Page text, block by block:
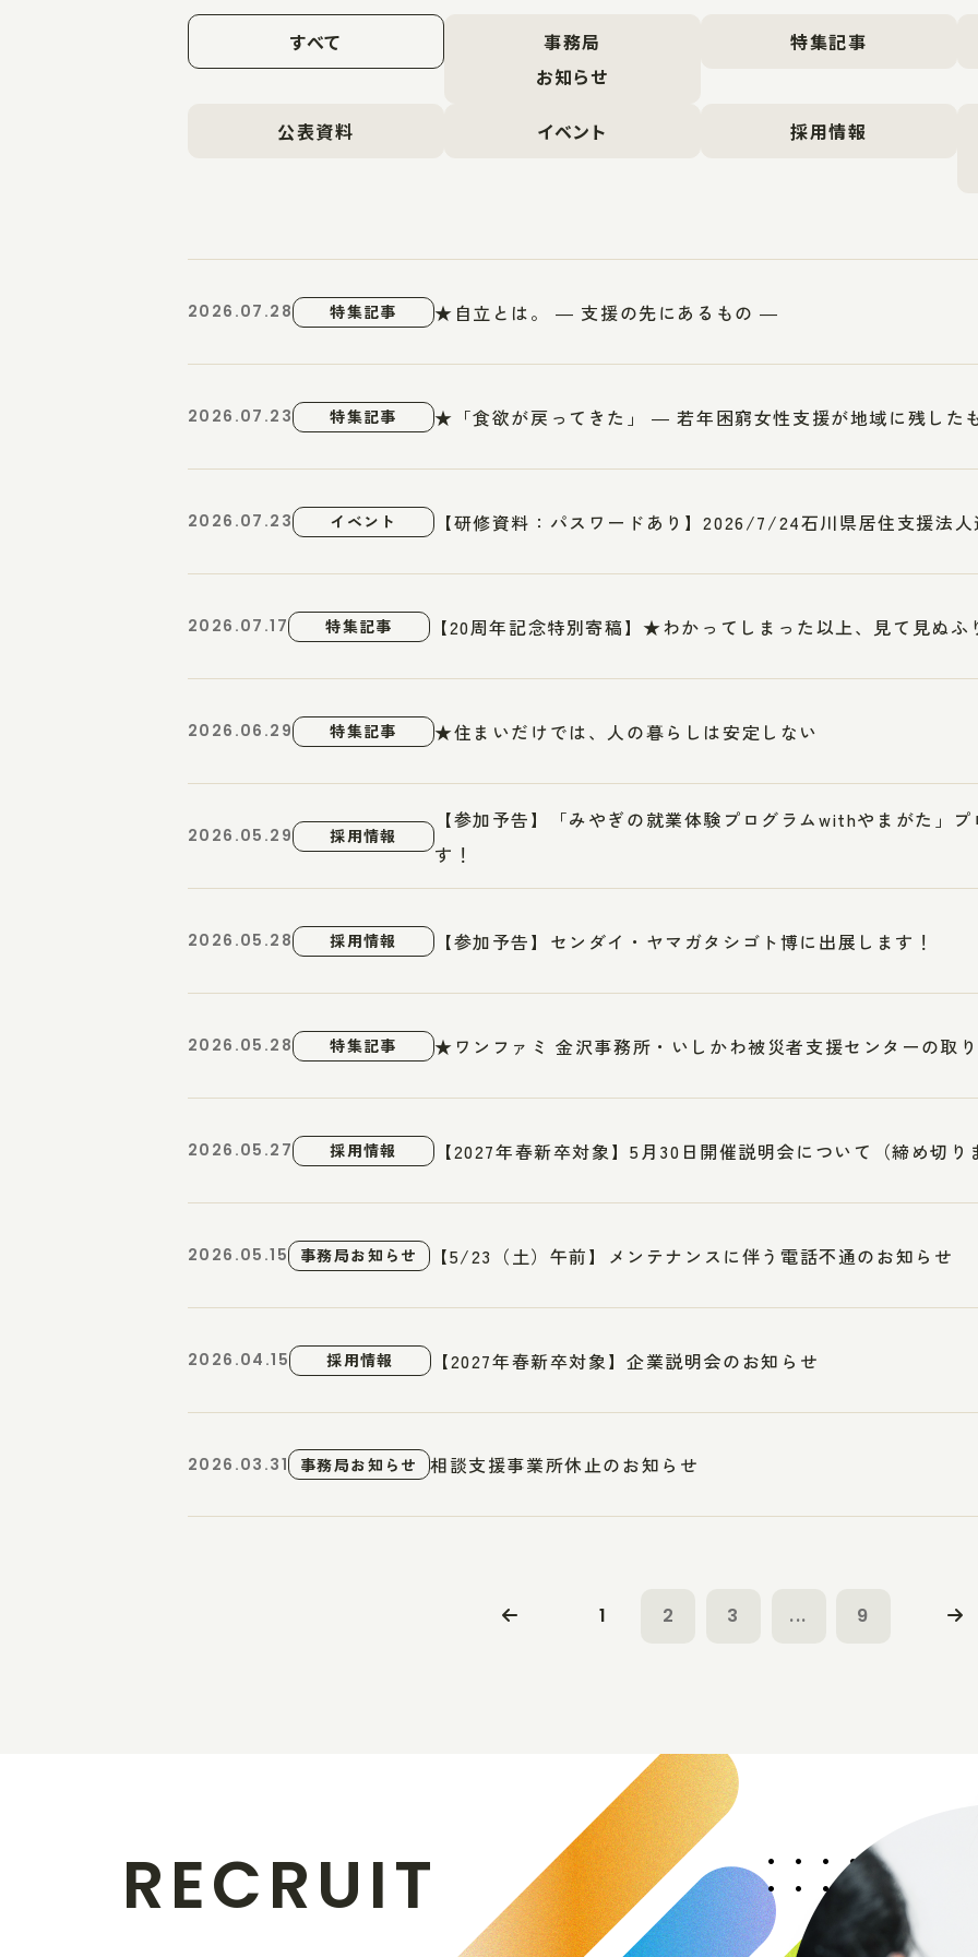
すべて
事務局
お知らせ
特集記事
公表資料 イベント 採用情報
2026.07.28 特集記事 ★自立とは。 ― 支援の先にあるもの ―
2026.07.23 特集記事 ★「食欲が戻ってきた」 ― 若年困窮女性支援が地域に残した
2026.07.23 イベント 【研修資料：パスワードあり】2026/7/24石川県居住支援法
2026.07.17 特集記事 【20周年記念特別寄稿】★わかってしまった以上、見て見ぬふ
2026.06.29 特集記事 ★住まいだけでは、人の暮らしは安定しない
2026.05.29 採用情報
【参加予告】「みやぎの就業体験プログラムwithやまがた」
す！
2026.05.28 採用情報 【参加予告】センダイ・ヤマガタシゴト博に出展します！
2026.05.28 特集記事 ★ワンファミ 金沢事務所・いしかわ被災者支援センターの取
2026.05.27 採用情報 【2027年春新卒対象】5月30日開催説明会について（締め切り
2026.05.15 事務局お知らせ 【5/23（土）午前】メンテナンスに伴う電話不通のお知らせ
2026.04.15 採用情報 【2027年春新卒対象】企業説明会のお知らせ
2026.03.31 事務局お知らせ 相談支援事業所休止のお知らせ
1 2 3 ... 9
RECRUIT